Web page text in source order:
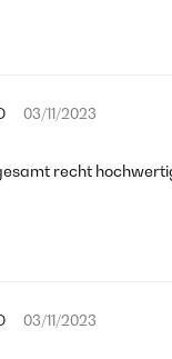
03/11/2023
recht
03/11/2023